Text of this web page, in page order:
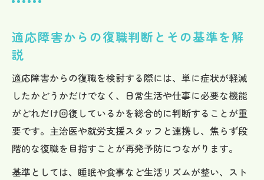
適応障害からの復職判断とその基準を解
説
適応障害からの復職を検討する際には、単に症状が軽減
したかどうかだけでなく、日常生活や仕事に必要な機能
がどれだけ回復しているかを総合的に判断することが重
要です。主治医や就労支援スタッフと連携し、焦らず段
階的な復職を目指すことが再発予防につながります。
基準としては、睡眠や食事など生活リズムが整い、スト